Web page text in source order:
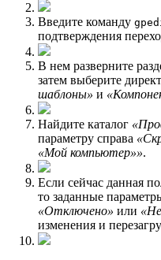
Введите команду
подтверждения
В нем разверните
затем выберите
шаблоны» и
Найдите каталог
параметру справа
«Мой компьютер»».
Если сейчас данная
то заданные
«Отключено» или
изменения и